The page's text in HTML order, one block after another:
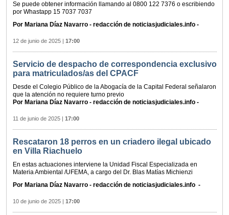
Se puede obtener información llamando al 0800 122 7376 o escribiendo
por Whastapp 15 7037 7037
Por Mariana Díaz Navarro - redacción de noticiasjudiciales.info -
12 de junio de 2025 | 17:00
Servicio de despacho de correspondencia exclusivo
para matriculados/as del CPACF
Desde el Colegio Público de la Abogacía de la Capital Federal señalaron
que la atención no requiere turno previo
Por Mariana Díaz Navarro - redacción de noticiasjudiciales.info -
11 de junio de 2025 | 17:00
Rescataron 18 perros en un criadero ilegal ubicado
en Villa Riachuelo
En estas actuaciones interviene la Unidad Fiscal Especializada en
Materia Ambiental /UFEMA, a cargo del Dr. Blas Matías Michienzi
Por Mariana Díaz Navarro - redacción de noticiasjudiciales.info -
10 de junio de 2025 | 17:00